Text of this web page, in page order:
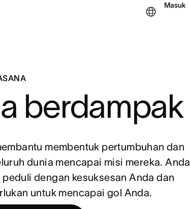
Masuk
berdampak
membentuk pertumbuhan dan
dunia mencapai misi mereka. Anda
dengan kesuksesan Anda dan
untuk mencapai gol Anda.